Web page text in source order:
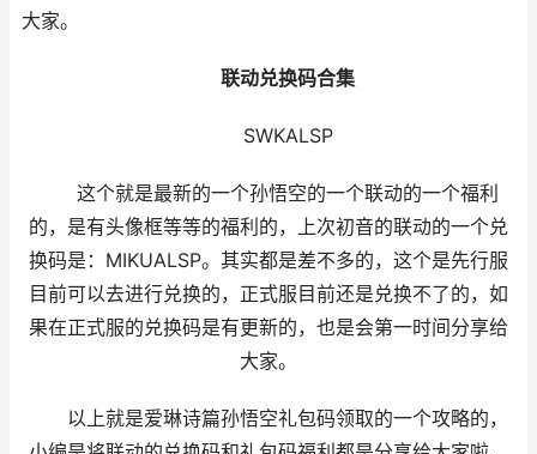
大家。
联动兑换码合集
SWKALSP
这个就是最新的一个孙悟空的一个联动的一个福利
的，是有头像框等等的福利的，上次初音的联动的一个兑
换码是：MIKUALSP。其实都是差不多的，这个是先行服
目前可以去进行兑换的，正式服目前还是兑换不了的，如
果在正式服的兑换码是有更新的，也是会第一时间分享给
大家。
以上就是爱琳诗篇孙悟空礼包码领取的一个攻略的，